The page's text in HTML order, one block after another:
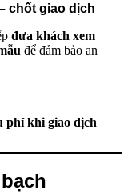
chốt giao dịch
đưa khách xem
để đảm bảo an
phí khi giao dịch